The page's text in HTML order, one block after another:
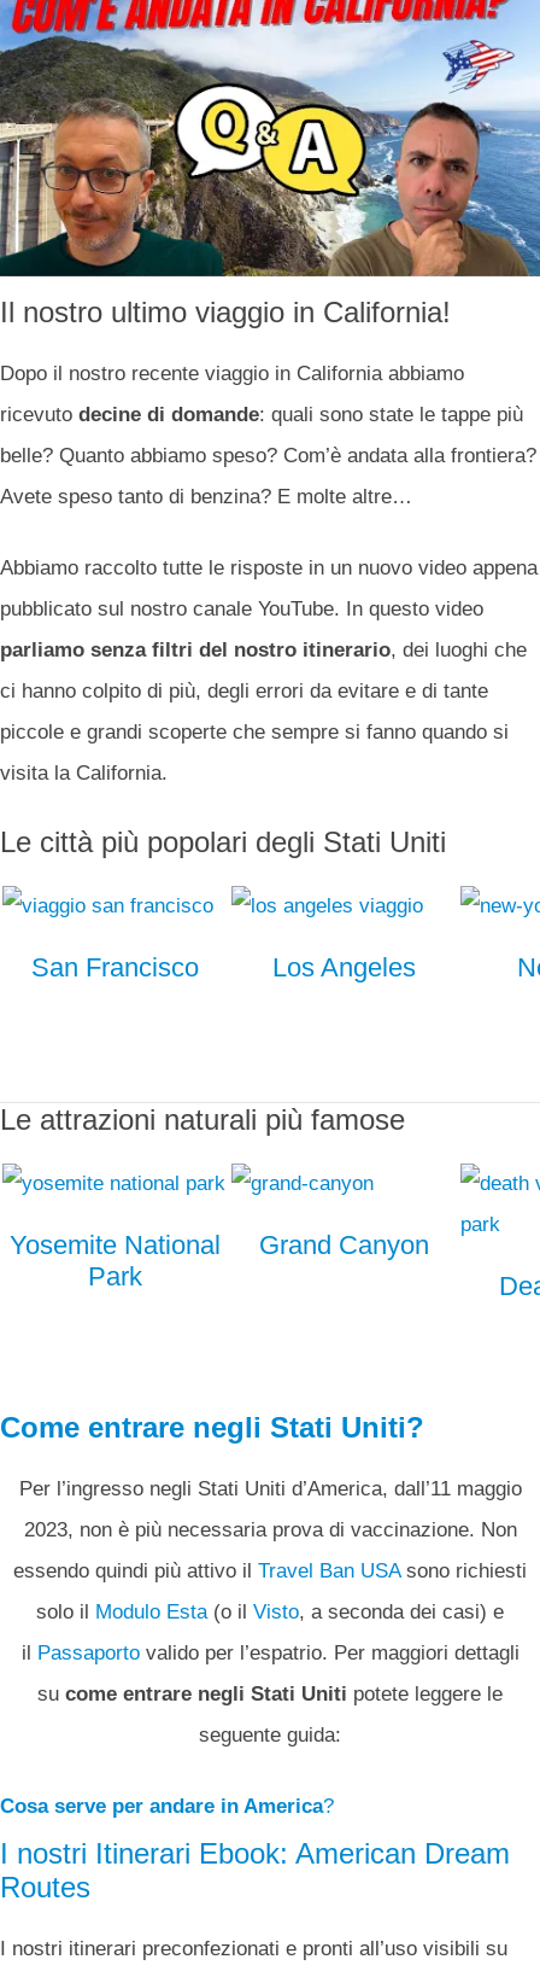
Il nostro ultimo viaggio in California!
Dopo il nostro recente viaggio in California abbiamo
ricevuto decine di domande: quali sono state le tappe più
belle? Quanto abbiamo speso? Com’è andata alla frontiera?
Avete speso tanto di benzina? E molte altre…
Abbiamo raccolto tutte le risposte in un nuovo video appena
pubblicato sul nostro canale YouTube. In questo video
parliamo senza filtri del nostro itinerario, dei luoghi che
ci hanno colpito di più, degli errori da evitare e di tante
piccole e grandi scoperte che sempre si fanno quando si
visita la California.
Le città più popolari degli Stati Uniti
San Francisco Los Angeles
Le attrazioni naturali più famose
Yosemite National
Park
Grand Canyon
Come entrare negli Stati Uniti?
Per l’ingresso negli Stati Uniti d’America, dall’11 maggio
2023, non è più necessaria prova di vaccinazione. Non
essendo quindi più attivo il Travel Ban USAsono richiesti
solo il Modulo Esta (o il Visto, a seconda dei casi) e
il Passaportovalido per l’espatrio. Per maggiori dettagli
su come entrare negli Stati Uniti potete leggere le
seguente guida:
Cosa serve per andare in America?
I nostri Itinerari Ebook: American Dream
Routes
I nostri itinerari preconfezionati e pronti all’uso visibili su